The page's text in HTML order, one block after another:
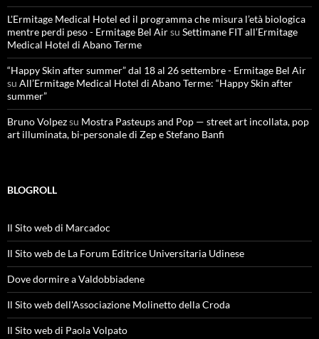
L'Ermitage Medical Hotel ed il programma che misura l’età biologica
mentre perdi peso - Ermitage Bel Airsu Settimane FIT all’Ermitage
Medical Hotel di Abano Terme
“Happy Skin after summer” dal 18 al 26 settembre - Ermitage Bel Air
su All’Ermitage Medical Hotel di Abano Terme: “Happy Skin after
summer”
Bruno Volpezsu Mostra Pasteups and Pop — street art incollata, pop
art illuminata, bi-personale di Zep e Stefano Banfi
BLOGROLL
Il Sito web di Marcadoc
Il Sito web de La Forum Editrice Universitaria Udinese
Dove dormire a Valdobbiadene
Il Sito web dell'Associazione Molinetto della Croda
Il Sito web di Paola Volpato